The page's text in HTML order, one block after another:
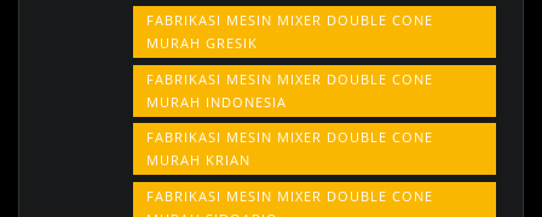
FABRIKASI MESIN MIXER DOUBLE CONE
MURAH GRESIK
FABRIKASI MESIN MIXER DOUBLE CONE
MURAH INDONESIA
FABRIKASI MESIN MIXER DOUBLE CONE
MURAH KRIAN
FABRIKASI MESIN MIXER DOUBLE CONE